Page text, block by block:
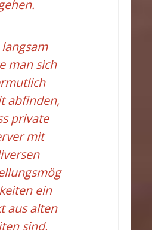
langsam
man sich
abfinden,
private
mit
ein
aus alten
sind.